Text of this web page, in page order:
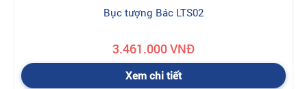
Bục tượng Bác LTS02
3.461.000 VNĐ
Xem chi tiết